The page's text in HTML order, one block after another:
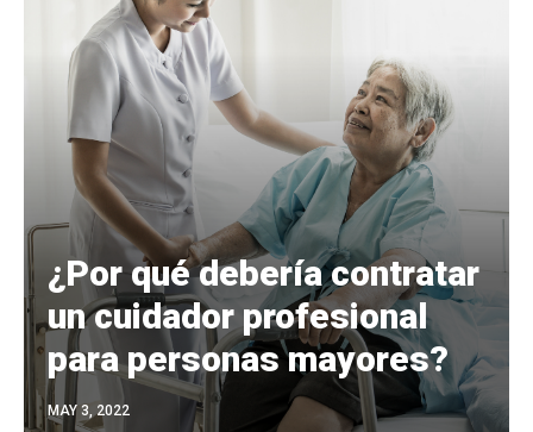
¿Por qué debería contratar
un cuidador profesional
para personas mayores?
MAY 3, 2022